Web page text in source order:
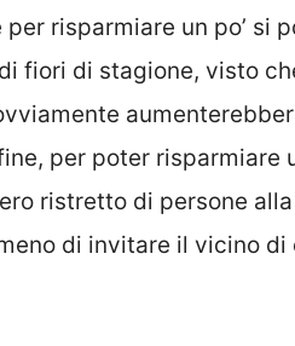
risparmiare un po’ si
fiori di stagione, visto
per poter risparmiare
ristretto di persone
di invitare il vicino di